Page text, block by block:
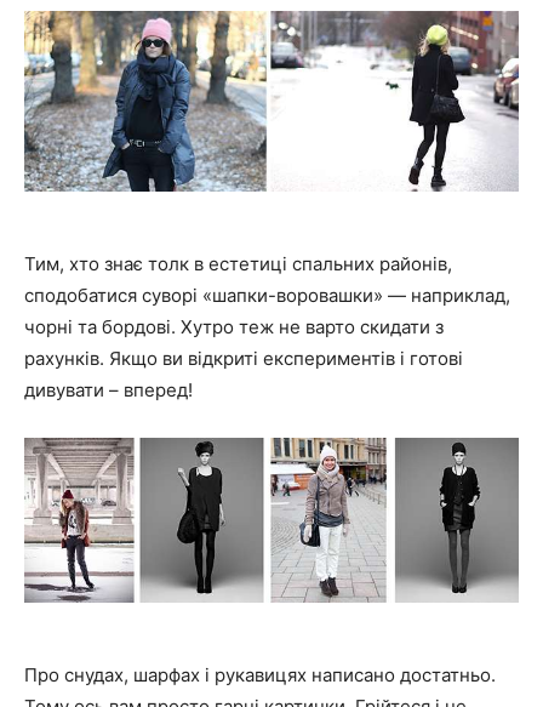
Тим, хто знає толк в естетиці спальних районів,
сподобатися суворі «шапки-воровашки» — наприклад,
чорні та бордові. Хутро теж не варто скидати з
рахунків. Якщо ви відкриті експериментів і готові
дивувати – вперед!
Про снудах, шарфах і рукавицях написано достатньо.